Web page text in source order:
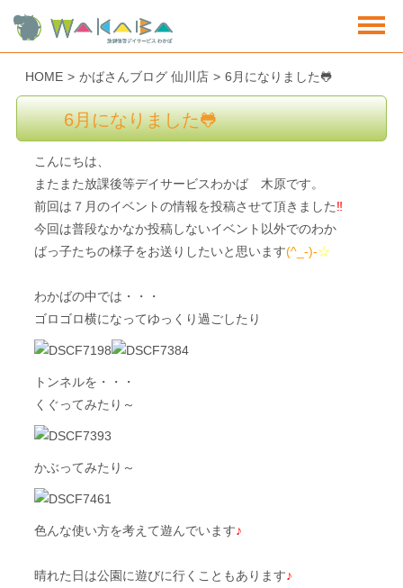
HOME > かばさんブログ 仙川店 > 6月になりました🐸
6月になりました🐸
こんにちは、
またまた放課後等デイサービスわかば 木原です。
前回は７月のイベントの情報を投稿させて頂きました‼
今回は普段なかなか投稿しないイベント以外でのわか
ばっ子たちの様子をお送りしたいと思います(^_-)-☆
わかばの中では・・・
ゴロゴロ横になってゆっくり過ごしたり
トンネルを・・・
くぐってみたり～
かぶってみたり～
色んな使い方を考えて遊んでいます♪
晴れた日は公園に遊びに行くこともあります♪